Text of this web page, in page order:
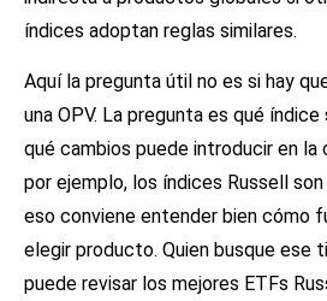
índices adoptan reglas similares.
Aquí la pregunta útil no es si hay
una OPV. La pregunta es qué
qué cambios puede introducir en la
por ejemplo, los índices Russell
eso conviene entender bien cómo
elegir producto. Quien busque ese
puede revisar los mejores ETFs